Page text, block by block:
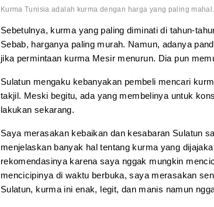
Kurma Tunisia adalah kurma dengan harga yang paling
Sebetulnya, kurma yang paling diminati di tahun-
Sebab, harganya paling murah. Namun, adanya
jika permintaan kurma Mesir menurun. Dia pun
Sulatun mengaku kebanyakan pembeli mencari
takjil. Meski begitu, ada yang membelinya untuk
lakukan sekarang.
Saya merasakan kebaikan dan kesabaran Sulatun
menjelaskan banyak hal tentang kurma yang
rekomendasinya karena saya nggak mungkin
mencicipinya di waktu berbuka, saya merasakan
Sulatun, kurma ini enak, legit, dan manis namun